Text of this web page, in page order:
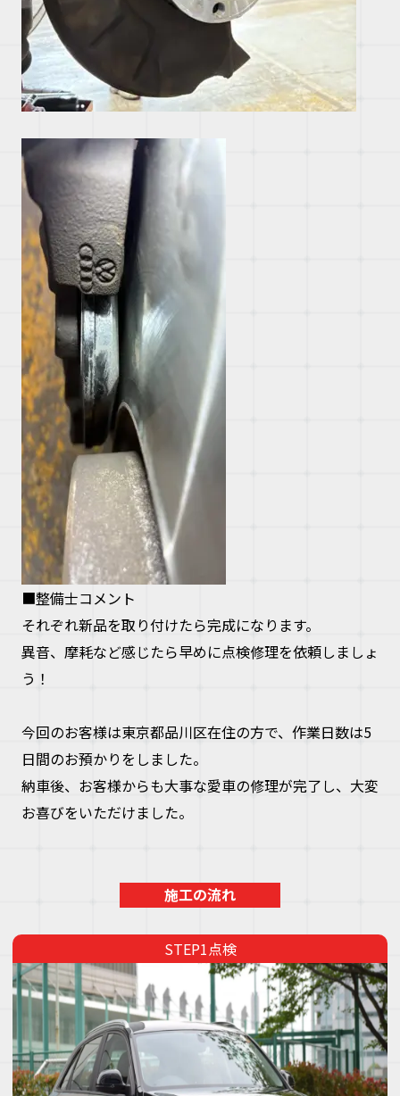
■整備士コメント
それぞれ新品を取り付けたら完成になります。
異音、摩耗など感じたら早めに点検修理を依頼しましょ
う！
今回のお客様は東京都品川区在住の方で、作業日数は5
日間のお預かりをしました。
納車後、お客様からも大事な愛車の修理が完了し、大変
お喜びをいただけました。
施工の流れ
点検